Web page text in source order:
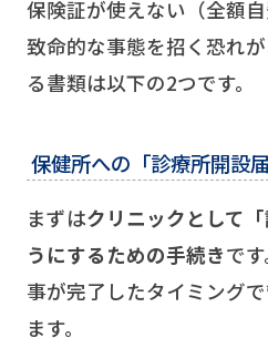
保険証が使えない（全額
致命的な事態を招く恐れ
る書類は以下の2つです。
保健所への「診療所開設届
まずはクリニックとして
うにするための手続きで
事が完了したタイミング
ます。